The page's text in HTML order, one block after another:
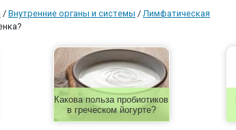
/ Внутренние органы и системы / Лимфатическая
Какова польза пробиотиков
в греческом йогурте?